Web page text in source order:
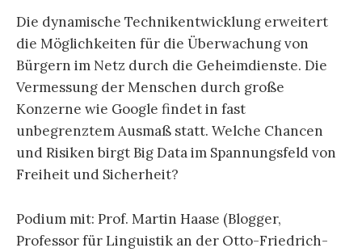
Die dynamische Technikentwicklung erweitert
die Möglichkeiten für die Überwachung von
Bürgern im Netz durch die Geheimdienste. Die
Vermessung der Menschen durch große
Konzerne wie Google findet in fast
unbegrenztem Ausmaß statt. Welche Chancen
und Risiken birgt Big Data im Spannungsfeld von
Freiheit und Sicherheit?
Podium mit: Prof. Martin Haase (Blogger,
Professor für Linguistik an der Otto-Friedrich-